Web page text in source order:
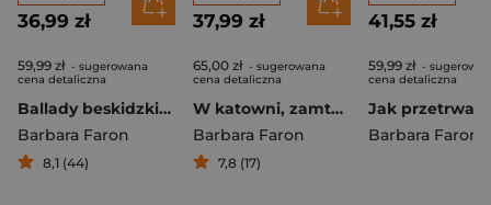
36,99 zł
59,99 zł - sugerowana
cena detaliczna
Ballady beskidzkiego Dziada
Barbara Faron
8,1 (44)
37,99 zł
65,00 zł - sugerowana
cena detaliczna
W katowni, zamtuzie i na gnojnej górze. Historyczny spacer po dawnej Warszawie
Barbara Faron
7,8 (17)
41,55 zł
59,99 zł -
cena detaliczna
Barbara Faron